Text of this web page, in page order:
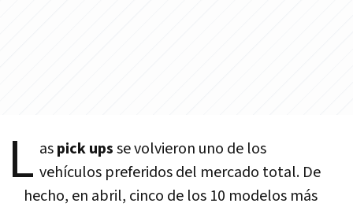
L aspick upsse volvieron uno de los
vehículos preferidos del mercado total. De
hecho, en abril, cinco de los 10 modelos más